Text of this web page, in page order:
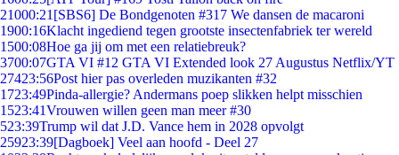
21000:21 [SBS6] De Bondgenoten #317 We dansen de macaroni
1900:16Klacht ingediend tegen grootste insectenfabriek ter wereld
1500:08Hoe ga jij om met een relatiebreuk?
3700:07GTA VI #12 GTA VI Extended look 27 Augustus Netflix/YT
27423:56Post hier pas overleden muzikanten #32
1723:49Pinda-allergie? Andermans poep slikken helpt misschien
1523:41Vrouwen willen geen man meer #30
523:39Trump wil dat J.D. Vance hem in 2028 opvolgt
25923:39[Dagboek] Veel aan hoofd - Deel 27